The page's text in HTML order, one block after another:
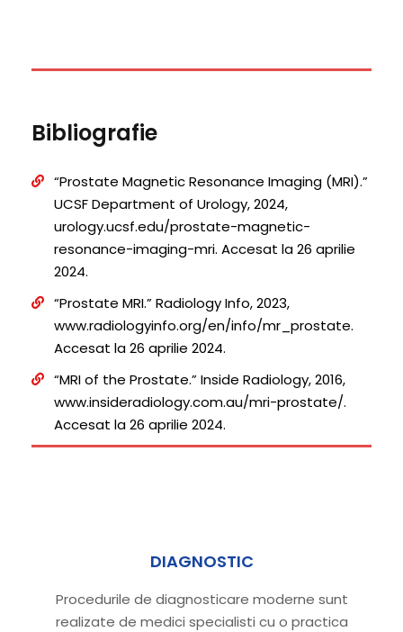
Bibliografie
“Prostate Magnetic Resonance Imaging (MRI).”
UCSF Department of Urology, 2024,
urology.ucsf.edu/prostate-magnetic-
resonance-imaging-mri. Accesat la 26 aprilie
2024.
“Prostate MRI.” Radiology Info, 2023,
www.radiologyinfo.org/en/info/mr_prostate.
Accesat la 26 aprilie 2024.
‌“MRI of the Prostate.” Inside Radiology, 2016,
www.insideradiology.com.au/mri-prostate/.
Accesat la 26 aprilie 2024.
DIAGNOSTIC
Procedurile de diagnosticare moderne sunt
realizate de medici specialisti cu o practica